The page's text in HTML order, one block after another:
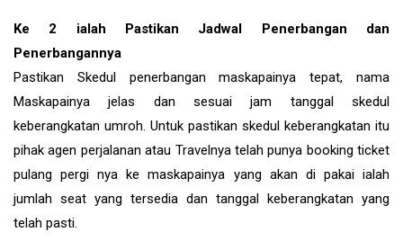
Ke 2 ialah Pastikan Jadwal Penerbangan dan
Penerbangannya
Pastikan Skedul penerbangan maskapainya tepat, nama
Maskapainya jelas dan sesuai jam tanggal skedul
keberangkatan umroh. Untuk pastikan skedul keberangkatan itu
pihak agen perjalanan atau Travelnya telah punya booking ticket
pulang pergi nya ke maskapainya yang akan di pakai ialah
jumlah seat yang tersedia dan tanggal keberangkatan yang
telah pasti.